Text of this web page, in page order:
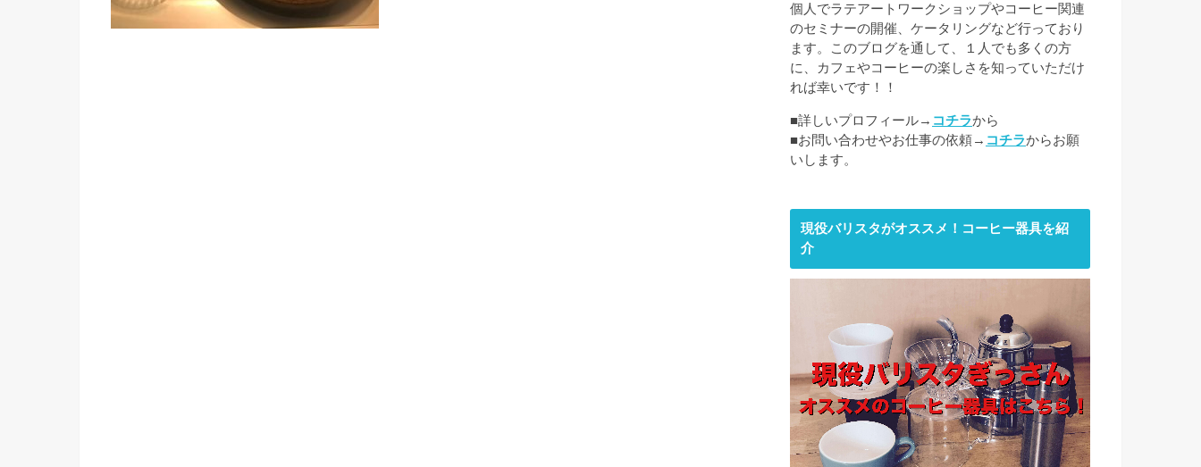
個人でラテアートワークショップやコーヒー関連
のセミナーの開催、ケータリングなど行っており
ます。このブログを通して、１人でも多くの方
に、カフェやコーヒーの楽しさを知っていただけ
れば幸いです！！
■詳しいプロフィール→ コチラから
■お問い合わせやお仕事の依頼→ コチラからお願
いします。
現役バリスタがオススメ！コーヒー器具を紹
介